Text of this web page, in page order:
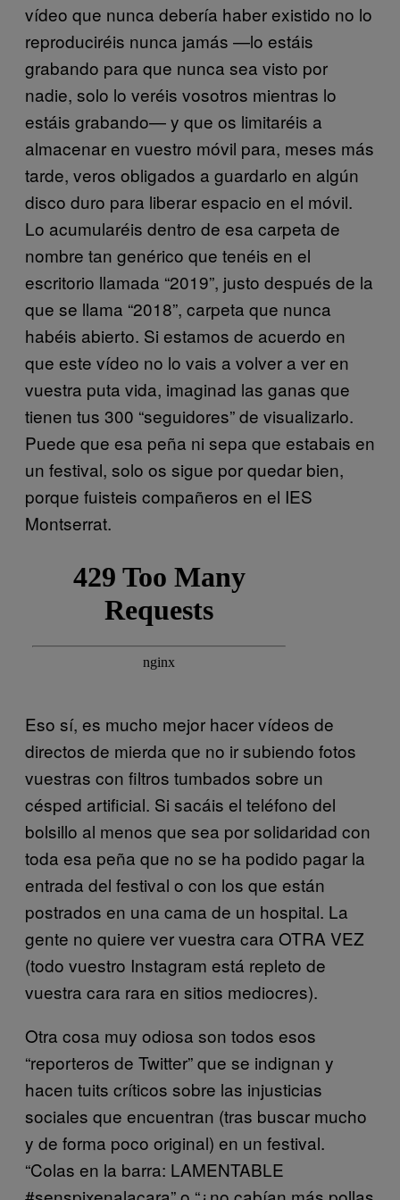
vídeo que nunca debería haber existido no lo
reproduciréis nunca jamás —lo estáis
grabando para que nunca sea visto por
nadie, solo lo veréis vosotros mientras lo
estáis grabando— y que os limitaréis a
almacenar en vuestro móvil para, meses más
tarde, veros obligados a guardarlo en algún
disco duro para liberar espacio en el móvil.
Lo acumularéis dentro de esa carpeta de
nombre tan genérico que tenéis en el
escritorio llamada “2019”, justo después de la
que se llama “2018”, carpeta que nunca
habéis abierto. Si estamos de acuerdo en
que este vídeo no lo vais a volver a ver en
vuestra puta vida, imaginad las ganas que
tienen tus 300 “seguidores” de visualizarlo.
Puede que esa peña ni sepa que estabais en
un festival, solo os sigue por quedar bien,
porque fuisteis compañeros en el IES
Montserrat.
Eso sí, es mucho mejor hacer vídeos de
directos de mierda que no ir subiendo fotos
vuestras con filtros tumbados sobre un
césped artificial. Si sacáis el teléfono del
bolsillo al menos que sea por solidaridad con
toda esa peña que no se ha podido pagar la
entrada del festival o con los que están
postrados en una cama de un hospital. La
gente no quiere ver vuestra cara OTRA VEZ
(todo vuestro Instagram está repleto de
vuestra cara rara en sitios mediocres).
Otra cosa muy odiosa son todos esos
“reporteros de Twitter” que se indignan y
hacen tuits críticos sobre las injusticias
sociales que encuentran (tras buscar mucho
y de forma poco original) en un festival.
“Colas en la barra: LAMENTABLE